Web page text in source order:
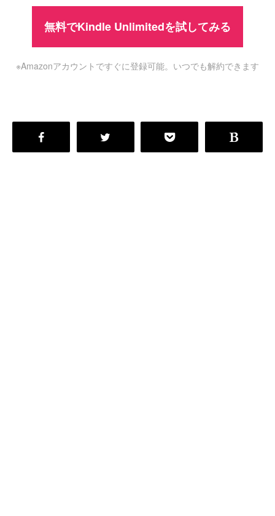
無料でKindle Unlimitedを試してみる
※Amazonアカウントですぐに登録可能。いつでも解約できます